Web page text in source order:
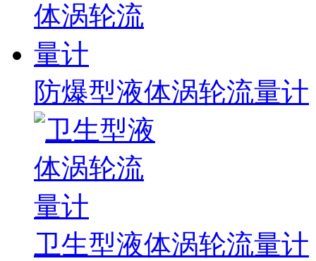
防爆型液体涡轮流量计
卫生型液体涡轮流量计